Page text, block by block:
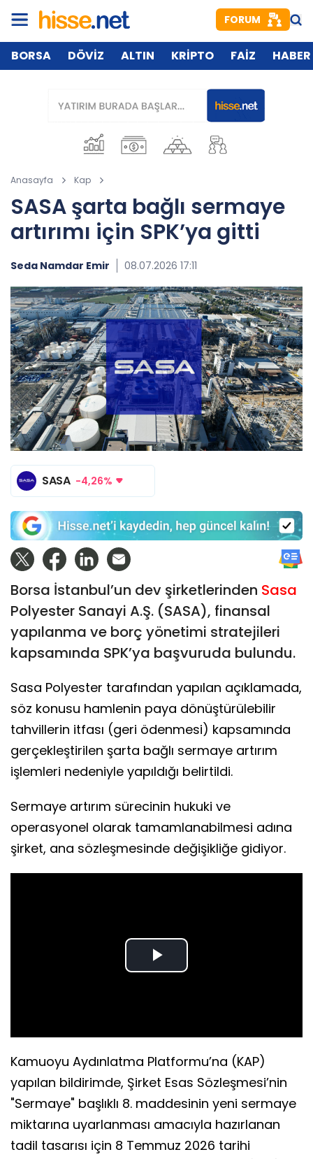
FORUM
BORSA DÖVİZ ALTIN KRİPTO FAİZ HABER
Anasayfa Kap
SASA şarta bağlı sermaye
artırımı için SPK’ya gitti
Seda Namdar Emir 08.07.2026 17:11
SASA -4,26%
Borsa İstanbul’un dev şirketlerinden Sasa
Polyester Sanayi A.Ş. (SASA), finansal
yapılanma ve borç yönetimi stratejileri
kapsamında SPK’ya başvuruda bulundu.
Sasa Polyester tarafından yapılan açıklamada,
söz konusu hamlenin paya dönüştürülebilir
tahvillerin itfası (geri ödenmesi) kapsamında
gerçekleştirilen şarta bağlı sermaye artırım
işlemleri nedeniyle yapıldığı belirtildi.
Sermaye artırım sürecinin hukuki ve
operasyonel olarak tamamlanabilmesi adına
şirket, ana sözleşmesinde değişikliğe gidiyor.
Play
Kamuoyu Aydınlatma Platformu’na (KAP)
yapılan bildirimde, Şirket Esas Sözleşmesi’nin
"Sermaye" başlıklı 8. maddesinin yeni sermaye
miktarına uyarlanması amacıyla hazırlanan
tadil tasarısı için 8 Temmuz 2026 tarihi